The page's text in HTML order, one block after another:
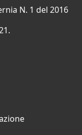
N. 1 del 2016